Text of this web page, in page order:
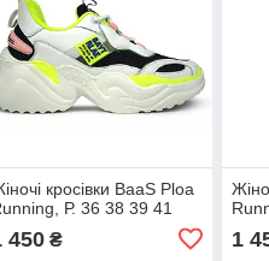
кросівки BaaS Ploa
Р. 36 38 39 41
450₴ 1